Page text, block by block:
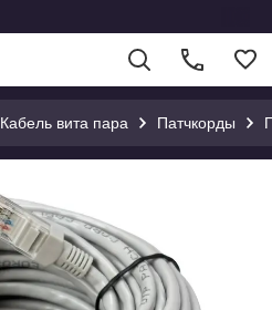
Кабель вита пара Патчкорды